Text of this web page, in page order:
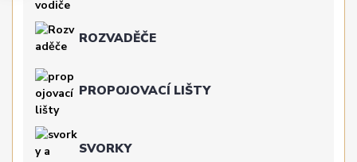
ROZVADĚČE
PROPOJOVACÍ LIŠTY
SVORKY